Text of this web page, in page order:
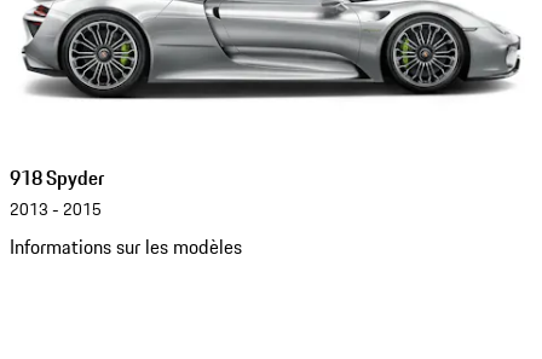
918 Spyder
2013 - 2015
Informations sur les modèles